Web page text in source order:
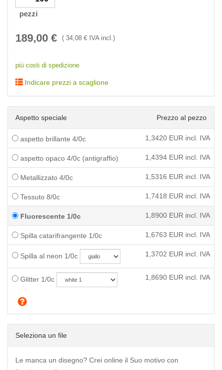
pezzi
189,00 € ( 34,08 € IVA incl.)
più costi di spedizione
Indicare prezzi a scaglione
Aspetto speciale Prezzo al pezzo
aspetto brillante 4/0c 1,3420 EUR incl. IVA
aspetto opaco 4/0c (antigraffio) 1,4394 EUR incl. IVA
Metallizzato 4/0c 1,5316 EUR incl. IVA
Tessuto 8/0c 1,7418 EUR incl. IVA
Fluorescente 1/0c 1,8900 EUR incl. IVA
Spilla catarifrangente 1/0c 1,6763 EUR incl. IVA
Spilla al neon 1/0c 1,3702 EUR incl. IVA
Glitter 1/0c 1,8690 EUR incl. IVA
Seleziona un file
Le manca un disegno? Crei online il Suo motivo con